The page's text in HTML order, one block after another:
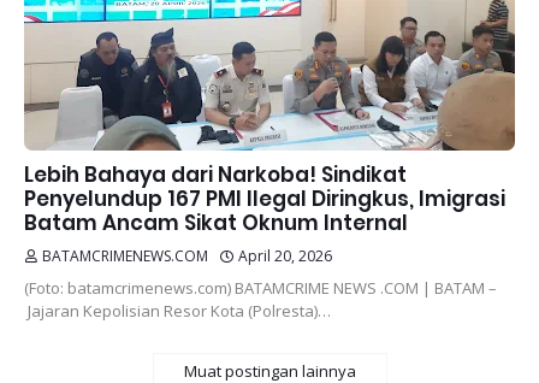
Lebih Bahaya dari Narkoba! Sindikat
Penyelundup 167 PMI Ilegal Diringkus, Imigrasi
Batam Ancam Sikat Oknum Internal
BATAMCRIMENEWS.COM April 20, 2026
(Foto: batamcrimenews.com) BATAMCRIME NEWS .COM | BATAM –
Jajaran Kepolisian Resor Kota (Polresta)…
Muat postingan lainnya